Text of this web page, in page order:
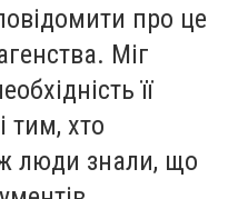
про це
Міг
її
тим, хто
люди знали, що